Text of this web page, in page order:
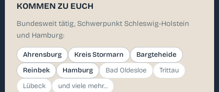
KOMMEN ZU EUCH
Bundesweit tätig, Schwerpunkt Schleswig-Holstein
und Hamburg:
Ahrensburg Kreis Stormarn
Bargteheide
Reinbek
Hamburg Bad Oldesloe
Trittau
Lübeck
und viele mehr...